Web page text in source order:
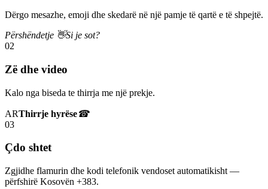
Dërgo mesazhe, emoji dhe skedarë në një pamje të qartë e të shpejtë.
Përshëndetje 👋Si je sot?
02
Zë dhe video
Kalo nga biseda te thirrja me një prekje.
ARThirrje hyrëse☎
03
Çdo shtet
Zgjidhe flamurin dhe kodi telefonik vendoset automatikisht —
përfshirë Kosovën +383.